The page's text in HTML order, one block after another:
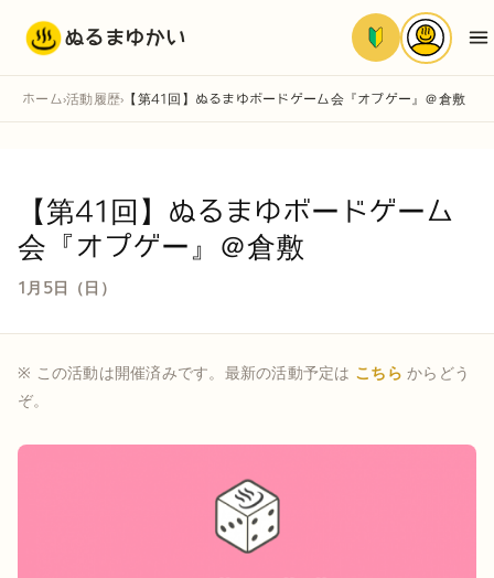
ぬるまゆかい
ホーム ›活動履歴› 【第41回】ぬるまゆボードゲーム会『オプゲー』＠倉敷
【第41回】ぬるまゆボードゲーム
会『オプゲー』＠倉敷
1月5日（日）
※ この活動は開催済みです。最新の活動予定は こちら からどう
ぞ。